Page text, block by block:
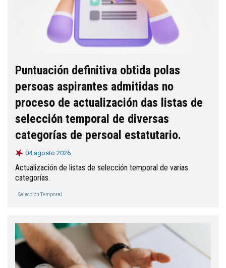
Puntuación definitiva obtida polas
persoas aspirantes admitidas no
proceso de actualización das listas de
selección temporal de diversas
categorías de persoal estatutario.
04 agosto 2026
Actualización de listas de selección temporal de varias
categorías.
Selección Temporal